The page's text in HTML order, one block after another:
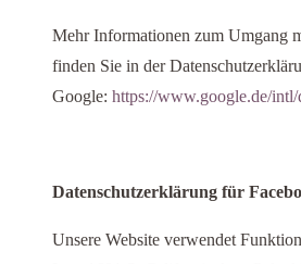
Mehr Informationen zum Umgang
finden Sie in der
Google: https://www.google.de/
Datenschutzerklärung für
Unsere Website verwendet